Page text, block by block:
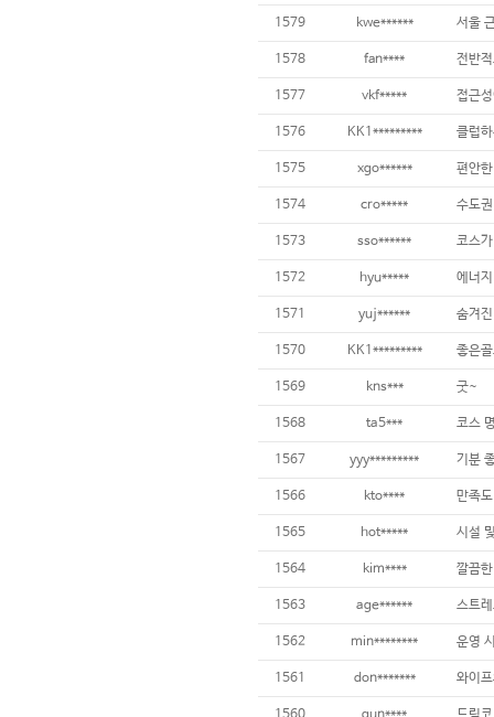
1579 kwe****** 서울
1578 fan****
1577 vkf*****
1576 KK1*********
1575 xgo****** 편안
1574 cro*****
1573 sso****** 코스
1572 hyu***** 에너
1571 yuj****** 숨겨
1570 KK1*********
1569 kns*** 굿~
1568 ta5***
1567 yyy********* 기분
1566 kto**** 만족
1565 hot*****
1564 kim****
1563 age****** 스트
1562 min********
1561 don*******